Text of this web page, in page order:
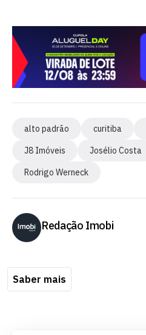
alto padrão curitiba
J8 Imóveis
Josélio Costa
Rodrigo Werneck
Redação Imobi
Saber mais